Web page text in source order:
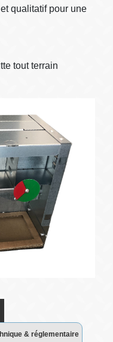
qualitatif pour une
tout terrain
& réglementaire